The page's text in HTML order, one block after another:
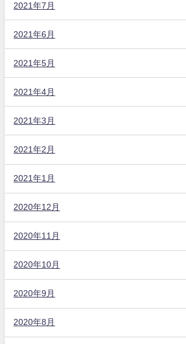
2021年7月
2021年6月
2021年5月
2021年4月
2021年3月
2021年2月
2021年1月
2020年12月
2020年11月
2020年10月
2020年9月
2020年8月